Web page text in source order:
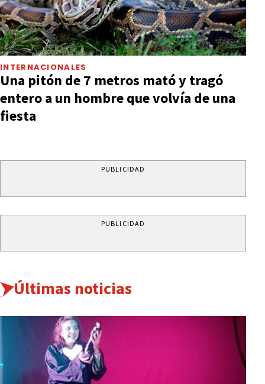
INTERNACIONALES
Una pitón de 7 metros mató y tragó
entero a un hombre que volvía de una
fiesta
PUBLICIDAD
PUBLICIDAD
Últimas noticias